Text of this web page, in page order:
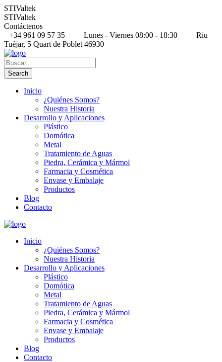
STIValtek
STIValtek
Contáctenos
+34 961 09 57 35
Lunes - Viernes 08:00 - 18:30
Riu
Tuéjar, 5 Quart de Poblet 46930
Inicio
¿Quiénes Somos?
Nuestra Historia
Desarrollo y Aplicaciones
Plástico
Domótica
Metal
Tratamiento de Aguas
Piedra, Cerámica y Mármol
Farmacia y Cosmética
Envase y Embalaje
Productos
Blog
Contacto
Inicio
¿Quiénes Somos?
Nuestra Historia
Desarrollo y Aplicaciones
Plástico
Domótica
Metal
Tratamiento de Aguas
Piedra, Cerámica y Mármol
Farmacia y Cosmética
Envase y Embalaje
Productos
Blog
Contacto